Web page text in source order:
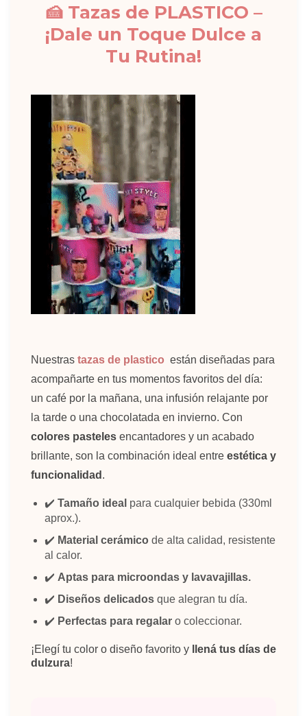
🍰 Tazas de PLASTICO –
¡Dale un Toque Dulce a
Tu Rutina!
Nuestras tazas de plastico están diseñadas para
acompañarte en tus momentos favoritos del día:
un café por la mañana, una infusión relajante por
la tarde o una chocolatada en invierno. Con
colores pasteles encantadores y un acabado
brillante, son la combinación ideal entre estética y
funcionalidad .
✔️ Tamaño ideal para cualquier bebida (330ml
aprox.).
✔️ Material cerámico de alta calidad, resistente
al calor.
✔️ Aptas para microondas y lavavajillas.
✔️ Diseños delicados que alegran tu día.
✔️ Perfectas para regalar o coleccionar.
¡Elegí tu color o diseño favorito y
llená tus días de
dulzura!